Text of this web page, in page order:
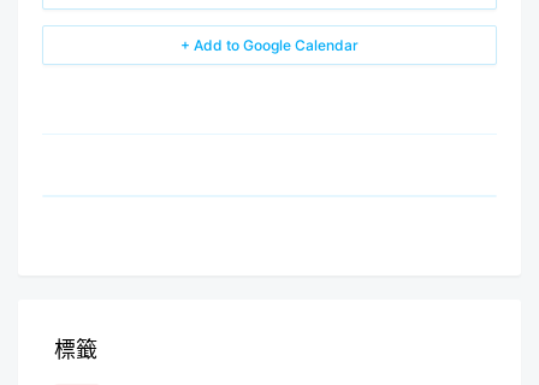
+ Add to Google Calendar
標籤